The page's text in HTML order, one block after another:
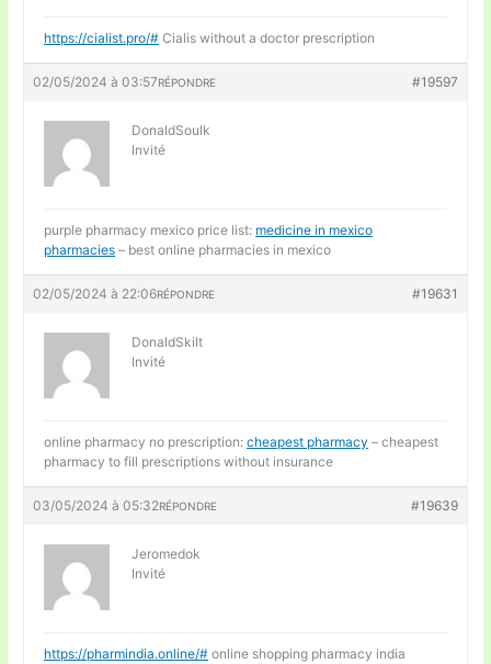
https://cialist.pro/# Cialis without a doctor prescription
02/05/2024 à 03:57 #19597
RÉPONDRE
DonaldSoulk
Invité
purple pharmacy mexico price list: medicine in mexico
pharmacies – best online pharmacies in mexico
02/05/2024 à 22:06 #19631
RÉPONDRE
DonaldSkilt
Invité
online pharmacy no prescription:cheapest pharmacy – cheapest
pharmacy to fill prescriptions without insurance
03/05/2024 à 05:32 #19639
RÉPONDRE
Jeromedok
Invité
https://pharmindia.online/# online shopping pharmacy india